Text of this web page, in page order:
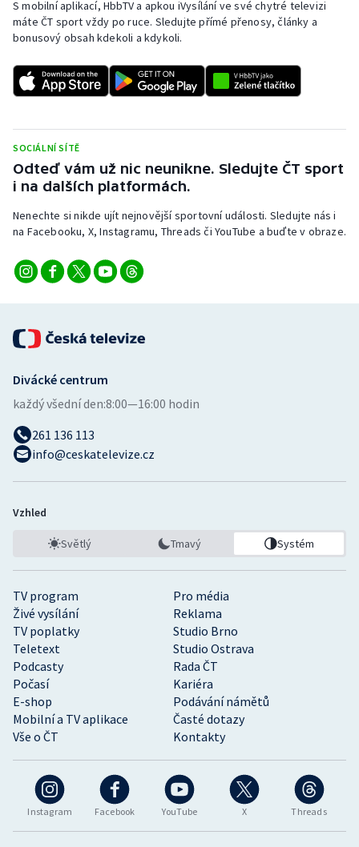
S mobilní aplikací, HbbTV a apkou iVysílání ve své chytré televizi
máte ČT sport vždy po ruce. Sledujte přímé přenosy, články a
bonusový obsah kdekoli a kdykoli.
SOCIÁLNÍ SÍTĚ
Odteď vám už nic neunikne. Sledujte ČT sport
i na dalších platformách.
Nenechte si nikde ujít nejnovější sportovní události. Sledujte nás i
na Facebooku, X, Instagramu, Threads či YouTube a buďte v obraze.
Instagram Facebook YouTube X Threads
TV program
Pro média
Živé vysílání
Reklama
TV poplatky
Studio Brno
Teletext
Studio Ostrava
Podcasty
Rada ČT
Počasí
Kariéra
E-shop
Podávání námětů
Mobilní a TV aplikace
Časté dotazy
Vše o ČT
Kontakty
Divácké centrum
každý všední den:8:00—16:00 hodin
261 136 113
info@ceskatelevize.cz
Vzhled
Světlý Tmavý Systém